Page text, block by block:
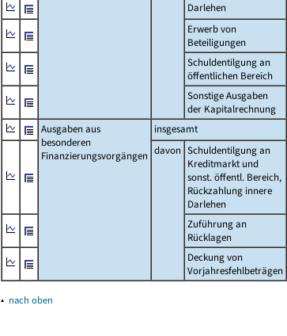
Darlehen
Erwerb von
Beteiligungen
Schuldentilgung an
öffentlichen Bereich
Sonstige Ausgaben
der Kapitalrechnung
Ausgaben aus
besonderen
Finanzierungsvorgängen
insgesamt
davon Schuldentilgung an
Kreditmarkt und
sonst. öffentl. Bereich,
Rückzahlung innere
Darlehen
Zuführung an
Rücklagen
Deckung von
Vorjahresfehlbeträgen
▴ nach oben